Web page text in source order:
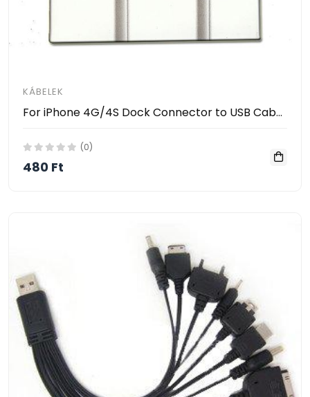
KÁBELEK
For iPhone 4G/4S Dock Connector to USB Cabel SJX-0004
(0)
480 Ft